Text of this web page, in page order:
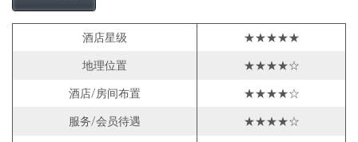
酒店星级 ★★★★★
地理位置 ★★★★☆
酒店/房间布置 ★★★★☆
服务/会员待遇 ★★★★☆